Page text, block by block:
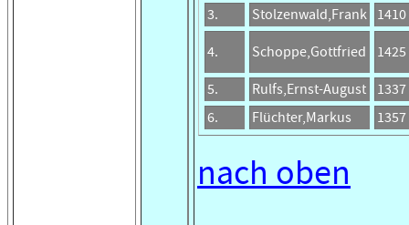
3.
Stolzenwald,Frank 1410
4. Schoppe,Gottfried 1425
5. Rulfs,Ernst-August
1337
6.
Flüchter,Markus 1357
nach oben